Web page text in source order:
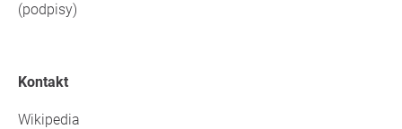
(podpisy)
Kontakt
Wikipedia